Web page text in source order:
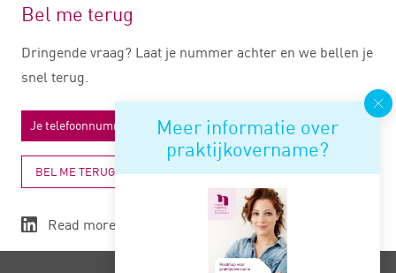
Meer informatie over
praktijkovername?
Bel me terug
Dringende vraag? Laat je nummer achter en we bellen je
snel terug.
BEL ME TERUG
Read more